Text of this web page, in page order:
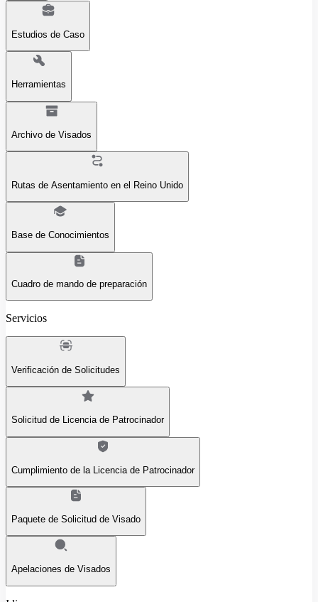
Estudios de Caso
Herramientas
Archivo de Visados
Rutas de Asentamiento en el Reino Unido
Base de Conocimientos
Cuadro de mando de preparación
Servicios
Verificación de Solicitudes
Solicitud de Licencia de Patrocinador
Cumplimiento de la Licencia de Patrocinador
Paquete de Solicitud de Visado
Apelaciones de Visados